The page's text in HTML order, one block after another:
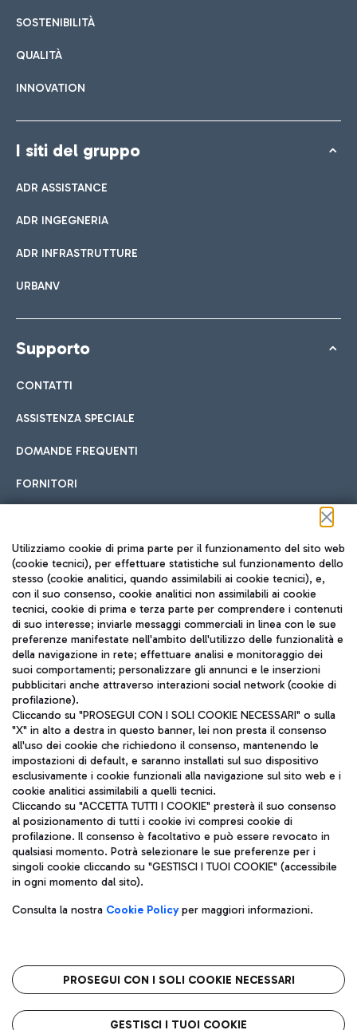
SOSTENIBILITÀ
QUALITÀ
INNOVATION
I siti del gruppo
ADR ASSISTANCE
ADR INGEGNERIA
ADR INFRASTRUTTURE
URBANV
Supporto
CONTATTI
ASSISTENZA SPECIALE
DOMANDE FREQUENTI
FORNITORI
Seguici sui social
TRAVEL JOURNAL
ITA
Aeroporti di Roma S.p.A. - Società soggetta a direzione e
coordinamento di Mundys S.p.A.
Codice fiscale e Registro delle Imprese di Roma 13032990155 P.
IVA 06572251004
Capitale sociale 62.224.743,00 int. vers.
Sede legale: Via Pier Paolo Racchetti 1 - 00054 Fiumicino (RM)
telefono +39 06 65951
Privacy policy
Note legali
Roma FCO
L'aeroporto stellato
Utilizziamo cookie di prima parte per il funzionamento del sito web
(cookie tecnici), per effettuare statistiche sul funzionamento dello
stesso (cookie analitici, quando assimilabili ai cookie tecnici), e,
con il suo consenso, cookie analitici non assimilabili ai cookie
tecnici, cookie di prima e terza parte per comprendere i contenuti
di suo interesse; inviarle messaggi commerciali in linea con le sue
preferenze manifestate nell'ambito dell'utilizzo delle funzionalità e
della navigazione in rete; effettuare analisi e monitoraggio dei
suoi comportamenti; personalizzare gli annunci e le inserzioni
pubblicitari anche attraverso interazioni social network (cookie di
profilazione).
Cliccando su "PROSEGUI CON I SOLI COOKIE NECESSARI" o sulla
"X" in alto a destra in questo banner, lei non presta il consenso
all'uso dei cookie che richiedono il consenso, mantenendo le
impostazioni di default, e saranno installati sul suo dispositivo
esclusivamente i cookie funzionali alla navigazione sul sito web e i
cookie analitici assimilabili a quelli tecnici.
Cliccando su "ACCETTA TUTTI I COOKIE" presterà il suo consenso
al posizionamento di tutti i cookie ivi compresi cookie di
profilazione. Il consenso è facoltativo e può essere revocato in
qualsiasi momento. Potrà selezionare le sue preferenze per i
singoli cookie cliccando su "GESTISCI I TUOI COOKIE" (accessibile
in ogni momento dal sito).
Consulta la nostra Cookie Policyper maggiori informazioni.
PROSEGUI CON I SOLI COOKIE NECESSARI
GESTISCI I TUOI COOKIE